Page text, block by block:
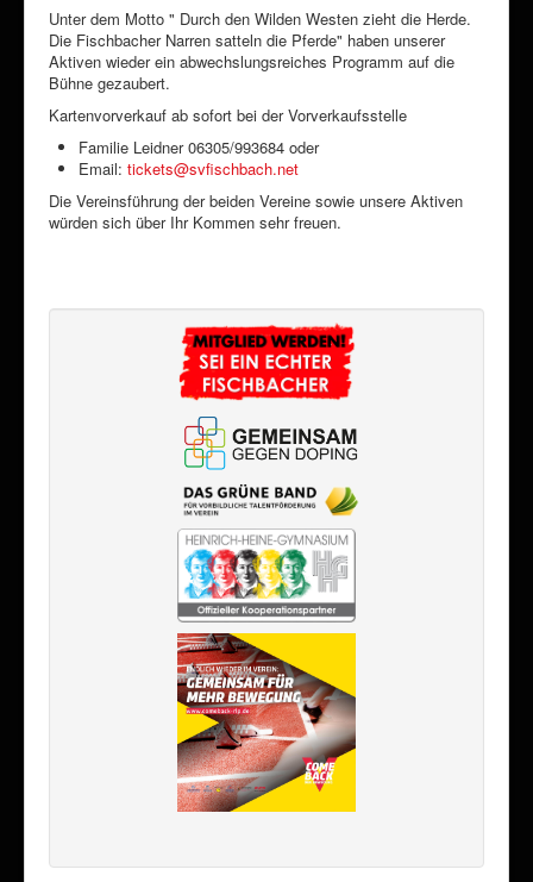
Unter dem Motto " Durch den Wilden Westen zieht die Herde.
Die Fischbacher Narren satteln die Pferde" haben unserer
Aktiven wieder ein abwechslungsreiches Programm auf die
Bühne gezaubert.
Kartenvorverkauf ab sofort bei der Vorverkaufsstelle
Familie Leidner 06305/993684 oder
Email: tickets@svfischbach.net
Die Vereinsführung der beiden Vereine sowie unsere Aktiven
würden sich über Ihr Kommen sehr freuen.